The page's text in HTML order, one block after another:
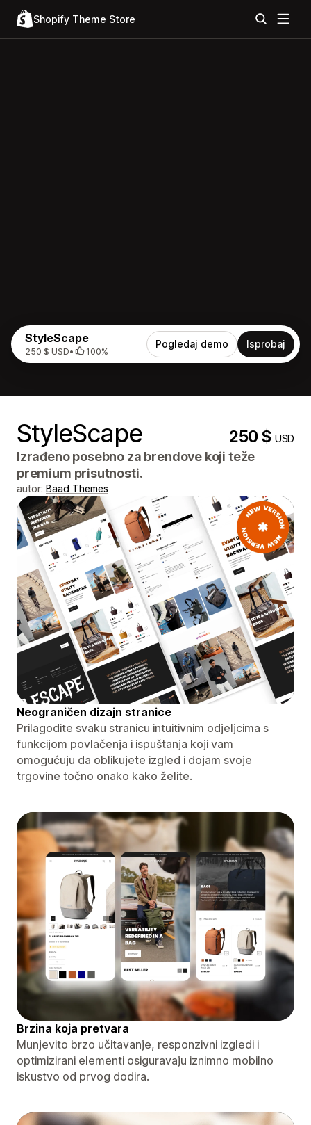
Shopify Theme Store
StyleScape
250 $ USD• 100%
Pogledaj demo Isprobaj
StyleScape 250 $USD
Izrađeno posebno za brendove koji teže
premium prisutnosti.
autor: Baad Themes
Neograničen dizajn stranice
Prilagodite svaku stranicu intuitivnim odjeljcima s
funkcijom povlačenja i ispuštanja koji vam
omogućuju da oblikujete izgled i dojam svoje
trgovine točno onako kako želite.
Brzina koja pretvara
Munjevito brzo učitavanje, responzivni izgledi i
optimizirani elementi osiguravaju iznimno mobilno
iskustvo od prvog dodira.